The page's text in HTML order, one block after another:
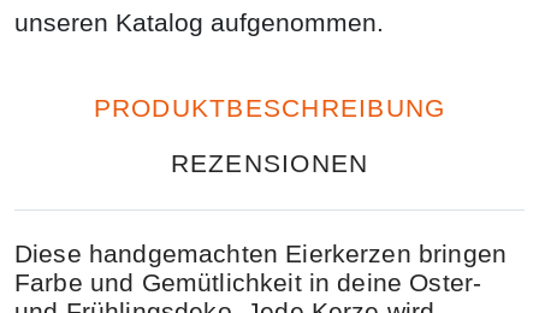
unseren Katalog aufgenommen.
PRODUKTBESCHREIBUNG
REZENSIONEN
Diese handgemachten Eierkerzen bringen
Farbe und Gemütlichkeit in deine Oster-